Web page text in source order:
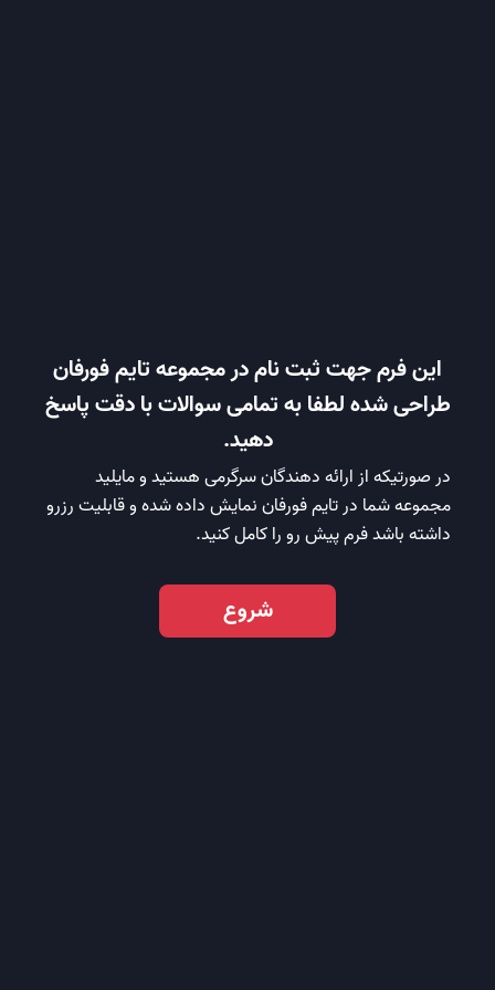
این فرم جهت ثبت نام در مجموعه تایم فورفان
طراحی شده لطفا به تمامی سوالات با دقت پاسخ
دهید.
در صورتیکه از ارائه دهندگان سرگرمی هستید و مایلید
مجموعه شما در تایم فورفان نمایش داده شده و قابلیت رزرو
داشته باشد فرم پیش رو را کامل کنید.
شروع